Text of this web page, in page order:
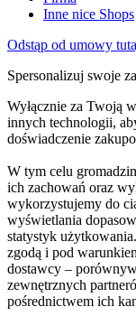
Inne nice Shops
Odstąp od umowy
Spersonalizuj swoje
Wyłącznie za Twoją
innych technologii,
doświadczenie
W tym celu
ich zachowań oraz
wykorzystujemy do
wyświetlania
statystyk
zgodą i pod
dostawcy –
zewnętrznych
pośrednictwem ich